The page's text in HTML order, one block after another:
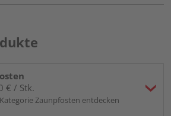
€ / Stk.
Zaunpfosten entdecken